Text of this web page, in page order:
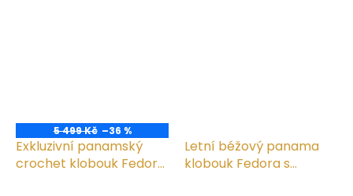
5 499 Kč –36 %
Exkluzivní panamský
crochet klobouk Fedora
Letní béžový panama
klobouk Fedora s